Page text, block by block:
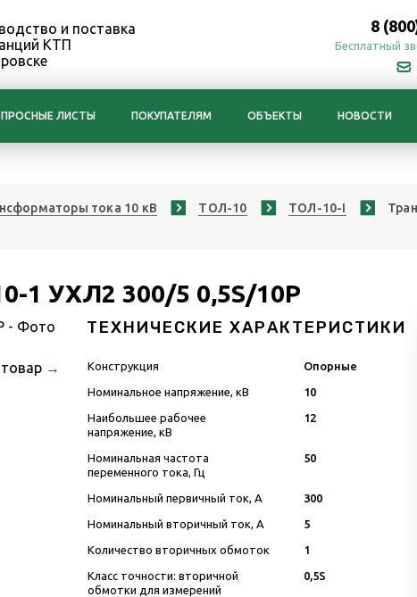
и поставка
КТП
8
Бесплатный
ЛИСТЫ ПОКУПАТЕЛЯМ ОБЪЕКТЫ НОВОСТИ
тока 10 кВ ТОЛ-10 ТОЛ-10-I
1 УХЛ2 300/5 0,5S/10Р
→
ТЕХНИЧЕСКИЕ ХАРАКТЕРИСТИКИ
Конструкция Опорные
Номинальное напряжение, кВ 10
Наибольшее рабочее
напряжение, кВ
12
Номинальная частота
переменного тока, Гц
50
Номинальный первичный ток, А 300
Номинальный вторичный ток, А 5
Количество вторичных обмоток 1
Класс точности: вторичной
обмотки для измерений
0,5S